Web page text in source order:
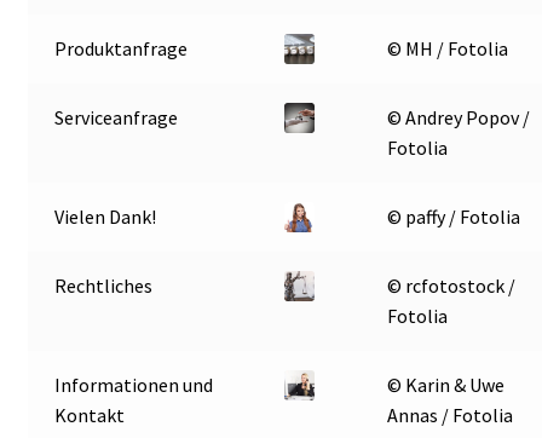
Produktanfrage © MH / Fotolia
Serviceanfrage
© Andrey Popov /
Fotolia
Vielen Dank! © paffy / Fotolia
Rechtliches
© rcfotostock /
Fotolia
Informationen und
Kontakt
© Karin & Uwe
Annas / Fotolia